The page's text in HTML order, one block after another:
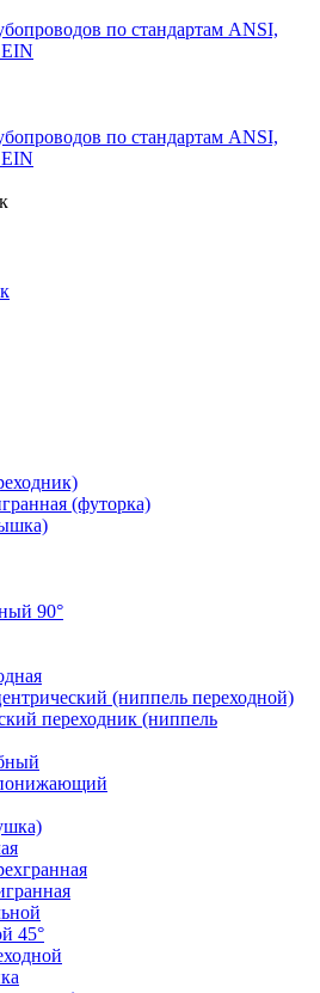
(футорка)
90°
(ниппель переходной)
переходник (ниппель
45°